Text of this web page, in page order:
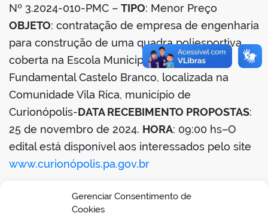
Gerenciar Consentimento de
Cookies
Nº 3.2024-010-PMC – TIPO: Menor Preço
OBJETO: contratação de empresa de engenharia
para construção de uma quadra poliesportiva
coberta na Escola Municipal de Ensino
Fundamental Castelo Branco, localizada na
Comunidade Vila Rica, município de
Curionópolis-DATA RECEBIMENTO PROPOSTAS:
25 de novembro de 2024. HORA: 09:00 hs–O
edital está disponível aos interessados pelo site
www.curionópolis.pa.gov.br
06 de novembro de 2024-Daniel de Jesus
Macedo-Agente de Contratação.